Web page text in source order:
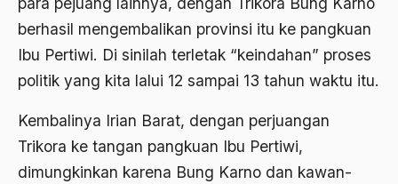
berhasil mengembalikan provinsi itu ke pangkuan
Ibu Pertiwi. Di sinilah terletak “keindahan” proses
politik yang kita lalui 12 sampai 13 tahun waktu itu.
Kembalinya Irian Barat, dengan perjuangan
Trikora ke tangan pangkuan Ibu Pertiwi,
dimungkinkan karena Bung Karno dan kawan-
Agraria
agraris
Agum Gumelar
Agus Miftah
Ahimsa